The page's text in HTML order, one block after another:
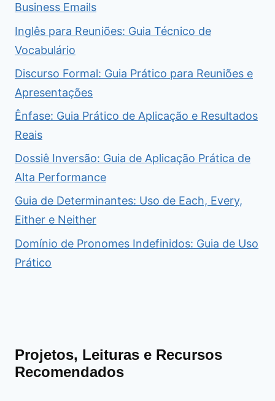
Business Emails
Inglês para Reuniões: Guia Técnico de
Vocabulário
Discurso Formal: Guia Prático para Reuniões e
Apresentações
Ênfase: Guia Prático de Aplicação e Resultados
Reais
Dossiê Inversão: Guia de Aplicação Prática de
Alta Performance
Guia de Determinantes: Uso de Each, Every,
Either e Neither
Domínio de Pronomes Indefinidos: Guia de Uso
Prático
Projetos, Leituras e Recursos
Recomendados